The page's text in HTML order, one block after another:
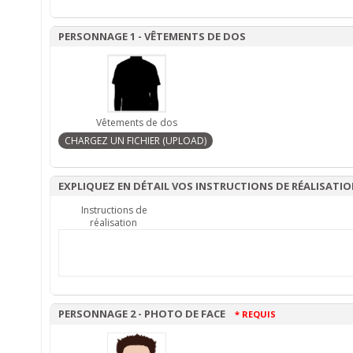
PERSONNAGE 1 - VÊTEMENTS DE DOS
Vêtements de dos
EXPLIQUEZ EN DÉTAIL VOS INSTRUCTIONS DE
Instructions de
réalisation
PERSONNAGE 2 - PHOTO DE FACE * REQUIS